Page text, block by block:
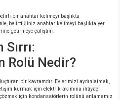
bir anahtar kelimeyi başlıkta
belirttiğiniz anahtar kelimeyi başlıkta yer
getirmeye çalıştım.
Rolü Nedir?
bir kavramdır. Evlerimizi aydınlatmak,
kurmak için elektrik akımına ihtiyaç
çözmek için kondansatörlerin rolünü anlamamız